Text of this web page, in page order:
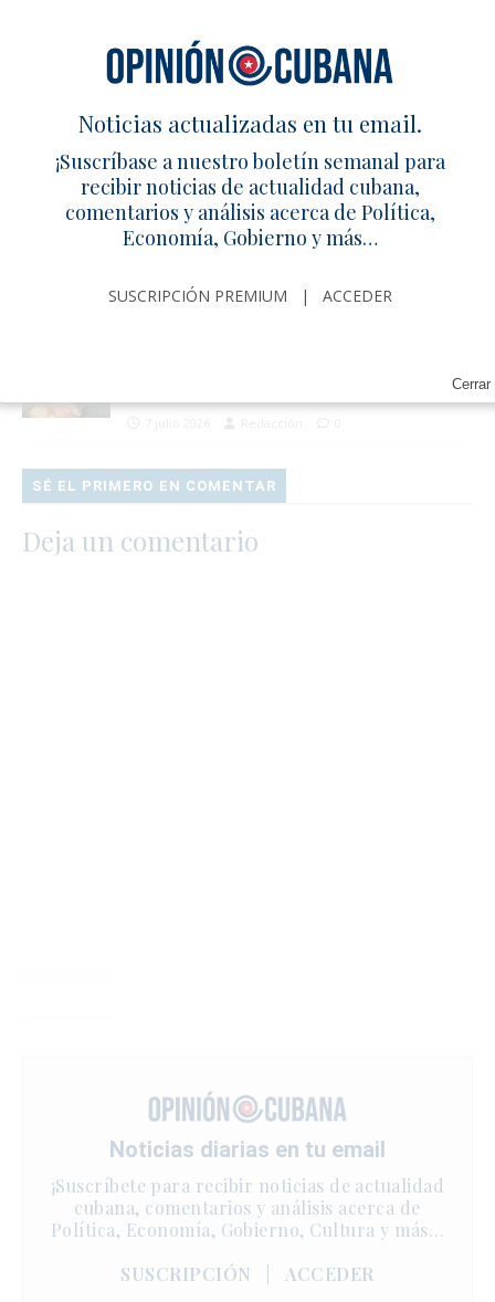
ARTÍCULOS RELACIONADOS
El euro rompe los 800 CUP y hunde
más el peso cubano
3 julio 2026 Redacción 0
Cuba centraliza más de 2.000
instituto
SÉ EL PRIMERO EN COMENTAR
Deja un comentario
Noticias diarias en tu email
¡Suscríbete para recibir noticias de actualidad
cubana, comentarios y análisis acerca de
Política, Economía, Gobierno, Cultura y más…
SUSCRIPCIÓN
ACCEDER
Cerrar
Noticias actualizadas en tu email.
¡Suscríbase a nuestro boletín semanal para
recibir noticias de actualidad cubana,
comentarios y análisis acerca de Política,
Economía, Gobierno y más…
SUSCRIPCIÓN PREMIUM | ACCEDER